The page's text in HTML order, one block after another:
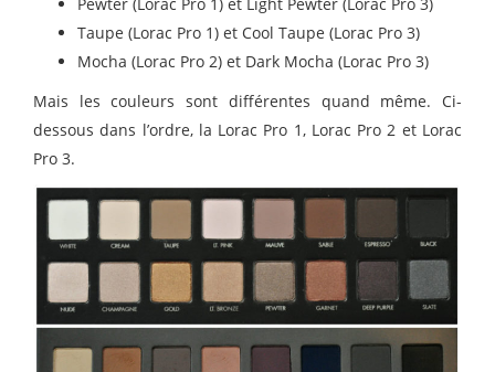
Taupe (Lorac Pro 1) et Cool Taupe (Lorac Pro 3)
Mocha (Lorac Pro 2) et Dark Mocha (Lorac Pro 3)
Mais les couleurs sont différentes quand même. Ci-
dessous dans l’ordre, la Lorac Pro 1, Lorac Pro 2 et Lorac
Pro 3.